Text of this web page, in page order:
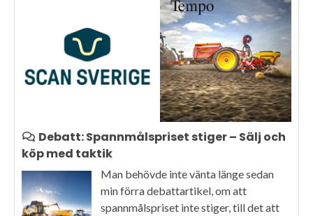
Debatt: Spannmålspriset stiger – Sälj och
köp med taktik
Man behövde inte vänta länge sedan
min förra debattartikel, om att
spannmålspriset inte stiger, till det att